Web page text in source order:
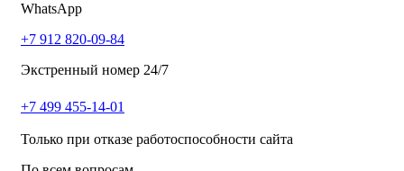
WhatsApp
+7 912 820-09-84
Экстренный номер 24/7
+7 499 455-14-01
Только при отказе работоспособности сайта